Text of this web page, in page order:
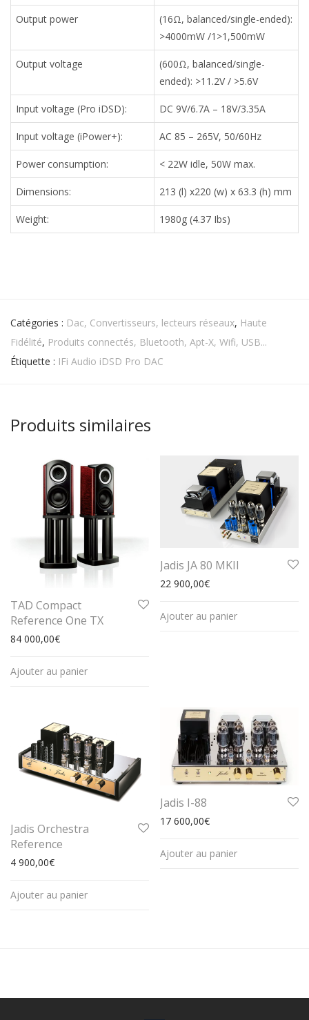
Output power
(16Ω, balanced/single-ended):
>4000mW /1>1,500mW
Output voltage
(600Ω, balanced/single-
ended): >11.2V / >5.6V
Input voltage (Pro iDSD): DC 9V/6.7A – 18V/3.35A
Input voltage (iPower+): AC 85 – 265V, 50/60Hz
Power consumption: < 22W idle, 50W max.
Dimensions: 213 (l) x220 (w) x 63.3 (h) mm
Weight: 1980g (4.37 Ibs)
Catégories : Dac, Convertisseurs, lecteurs réseaux, Haute
Fidélité, Produits connectés, Bluetooth, Apt-X, Wifi, USB...
Étiquette : IFi Audio iDSD Pro DAC
Produits similaires
TAD Compact
Reference One TX
84 000,00€
Ajouter au panier
Jadis JA 80 MKII
22 900,00€
Ajouter au panier
Jadis Orchestra
Reference
4 900,00€
Ajouter au panier
Jadis I-88
17 600,00€
Ajouter au panier